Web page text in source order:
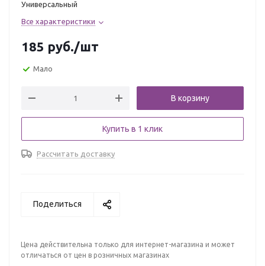
Универсальный
Все характеристики
185 руб./шт
Мало
В корзину
Купить в 1 клик
Рассчитать доставку
Поделиться
Цена действительна только для интернет-магазина и может
отличаться от цен в розничных магазинах